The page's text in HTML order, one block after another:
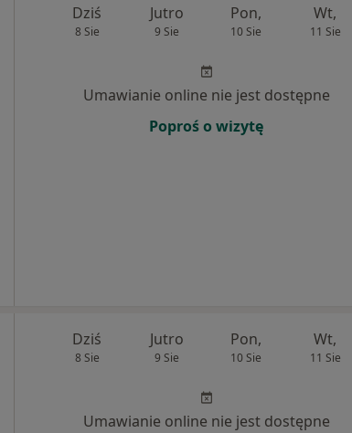
Dziś
8 Sie
Jutro
9 Sie
Pon,
10 Sie
Wt,
11 Sie
Umawianie online nie jest dostępne
Poproś o wizytę
Dziś
8 Sie
Jutro
9 Sie
Pon,
10 Sie
Wt,
11 Sie
Umawianie online nie jest dostępne